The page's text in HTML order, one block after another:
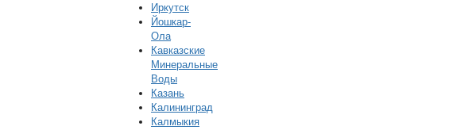
Иркутск
Йошкар-
Ола
Кавказские
Минеральные
Воды
Казань
Калининград
Калмыкия